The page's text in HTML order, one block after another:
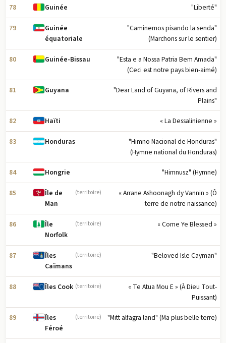
78 Guinée "Liberté"
79
Guinée
équatoriale
"Caminemos pisando la senda"
(Marchons sur le sentier)
80 Guinée-Bissau
"Esta e a Nossa Patria Bem Amada"
(Ceci est notre pays bien-aimé)
81 Guyana
"Dear Land of Guyana, of Rivers and
Plains"
82 Haïti « La Dessalinienne »
83 Honduras
"Himno Nacional de Honduras"
(Hymne national du Honduras)
84 Hongrie "Himnusz" (Hymne)
85
Île de
Man
(territoire)
« Arrane Ashoonagh dy Vannin » (Ô
terre de notre naissance)
86
Île
Norfolk
(territoire) « Come Ye Blessed »
87
Îles
Caïmans
(territoire) "Beloved Isle Cayman"
88 Îles Cook (territoire)
« Te Atua Mou E » (À Dieu Tout-
Puissant)
89
Îles
Féroé
(territoire) "Mitt alfagra land" (Ma plus belle terre)